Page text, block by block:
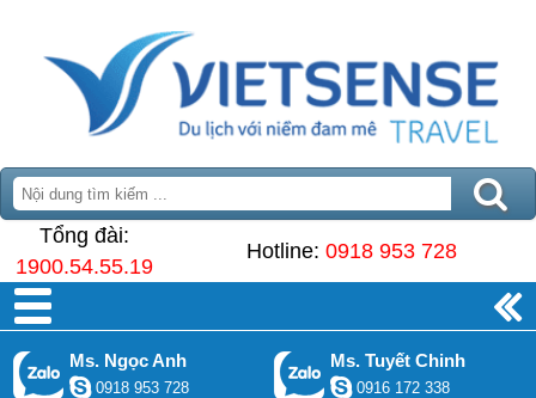
Tổng đài:
1900.54.55.19
Hotline: 0918 953 728
Ms. Ngọc Anh
0918 953 728
Ms. Tuyết Chinh
0916 172 338